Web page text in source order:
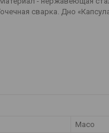
сварка. Дно
Maco